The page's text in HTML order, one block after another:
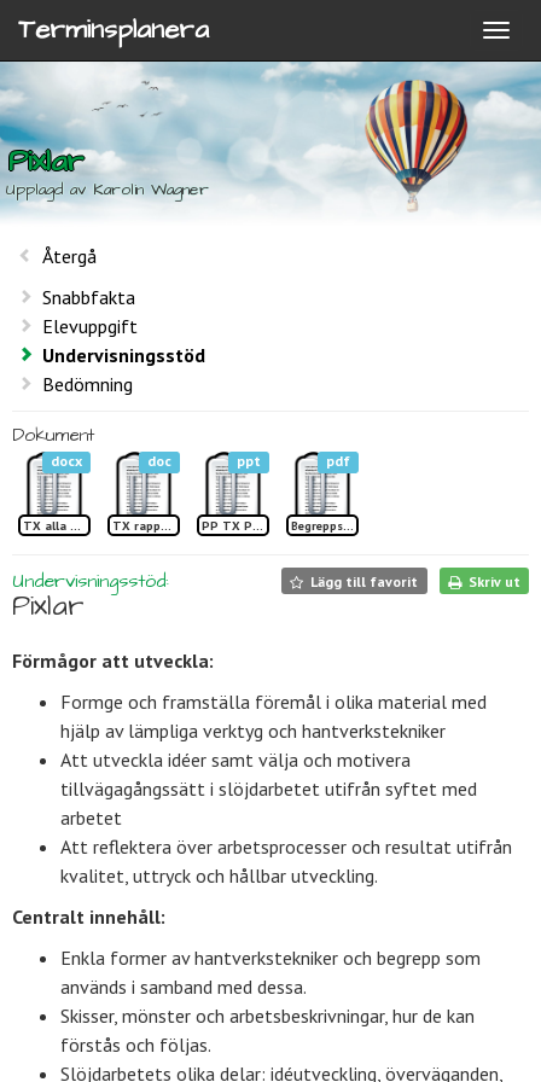
Terminsplanera
Pixlar
Upplagd av Karolin Wagner
Återgå
Snabbfakta
Elevuppgift
Undervisningsstöd
Bedömning
Dokument
docx
TX alla kan lära sig korsstygn
doc
TX rapport pixlar
ppt
PP TX Pixlar1
pdf
Begreppslista Pixlar TP
Lägg till favorit Skriv ut
Undervisningsstöd:
Pixlar
Förmågor att utveckla:
Formge och framställa föremål i olika material med
hjälp av lämpliga verktyg och hantverkstekniker
Att utveckla idéer samt välja och motivera
tillvägagångssätt i slöjdarbetet utifrån syftet med
arbetet
Att reflektera över arbetsprocesser och resultat utifrån
kvalitet, uttryck och hållbar utveckling.
Centralt innehåll:
Enkla former av hantverkstekniker och begrepp som
används i samband med dessa.
Skisser, mönster och arbetsbeskrivningar, hur de kan
förstås och följas.
Slöjdarbetets olika delar: idéutveckling, överväganden,